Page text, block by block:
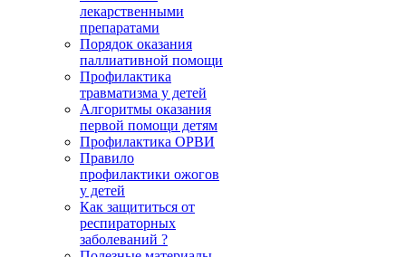
лекарственными
препаратами
Порядок оказания
паллиативной помощи
Профилактика
травматизма у детей
Алгоритмы оказания
первой помощи детям
Профилактика ОРВИ
Правило
профилактики ожогов
у детей
Как защититься от
респираторных
заболеваний ?